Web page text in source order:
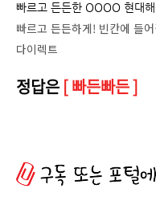
빠르고 든든한 OOOO 현대
빠르고 든든하게! 빈칸에 들
다이렉트
정답은 [ 빠든빠든 ]